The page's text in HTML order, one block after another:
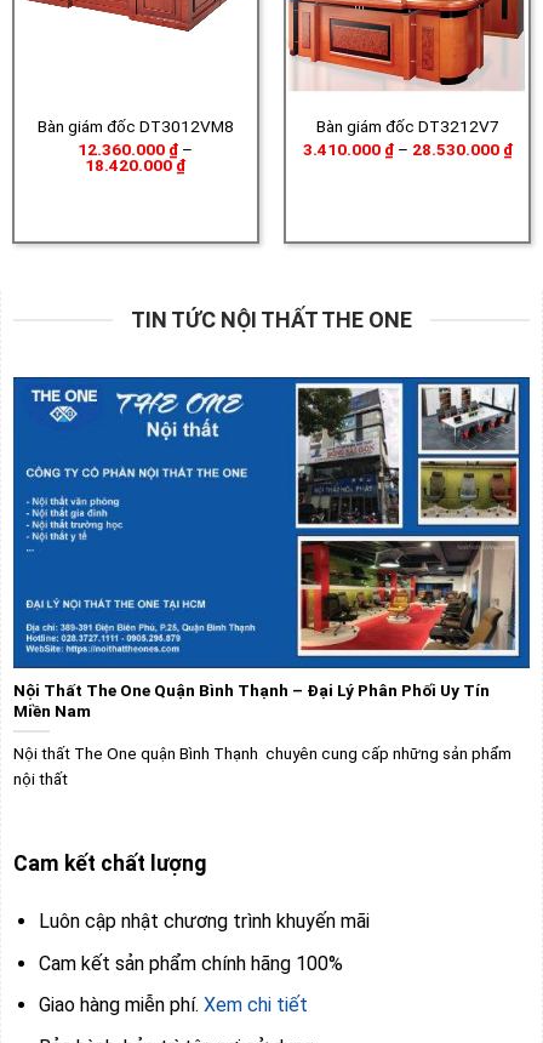
Bàn giám đốc DT3012VM8
12.360.000 ₫ –
18.420.000₫Khoảng
18.420.000 ₫
Bàn giám đốc DT3212V7
3.410.000 ₫ – 28.530.000 ₫
giá:
TIN TỨC NỘI THẤT THE ONE
Nội Thất The One Quận Bình Thạnh – Đại Lý Phân Phối Uy Tín
Miền Nam
Nội thất The One quận Bình Thạnh chuyên cung cấp những sản phẩm
nội thất
Cam kết chất lượng
Luôn cập nhật chương trình khuyến mãi
Cam kết sản phẩm chính hãng 100%
Giao hàng miễn phí. Xem chi tiết